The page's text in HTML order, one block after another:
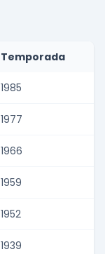
Temporada
1985
1977
1966
1959
1952
1939